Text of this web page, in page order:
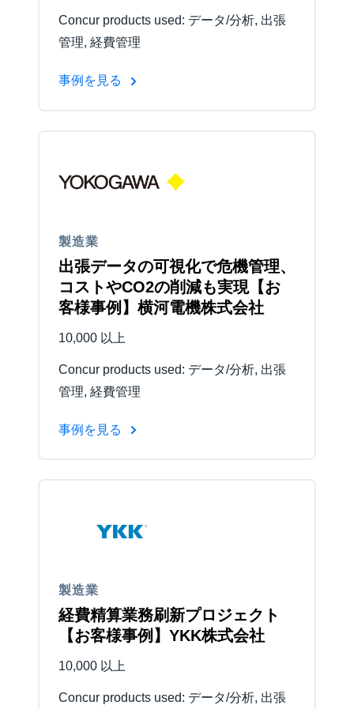
Concur products used: データ/分析, 出張
管理, 経費管理
事例を見る
製造業
出張データの可視化で危機管理、
コストやCO2の削減も実現【お
客様事例】横河電機株式会社
10,000 以上
Concur products used: データ/分析, 出張
管理, 経費管理
事例を見る
製造業
経費精算業務刷新プロジェクト
【お客様事例】YKK株式会社
10,000 以上
Concur products used: データ/分析, 出張